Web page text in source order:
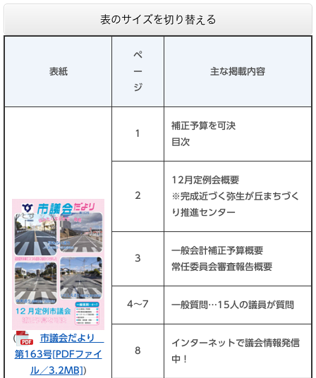
表のサイズを切り替える
表紙
ペ
ー
ジ
主な掲載内容
(
市議会だより
第163号​[PDFファイ
ル／3.2MB])
1
補正予算を可決
目次
2
12月定例会概要
※完成近づく弥生が丘まちづく
り推進センター
3
一般会計補正予算概要
常任委員会審査報告概要
4～7 一般質問…15人の議員が質問
8
インターネットで議会情報発信
中！